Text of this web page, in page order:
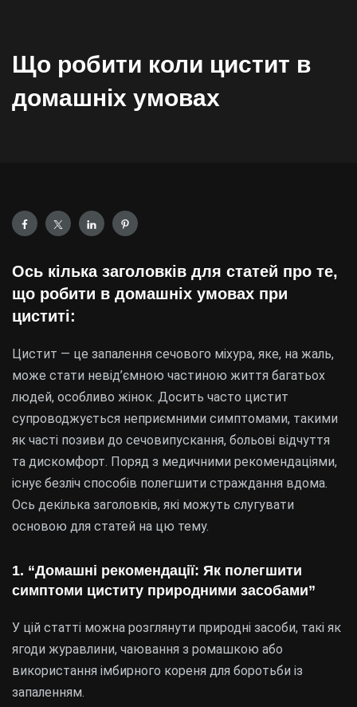
Що робити коли цистит в
домашніх умовах
Ось кілька заголовків для статей про те,
що робити в домашніх умовах при
циститі:
Цистит — це запалення сечового міхура, яке, на жаль,
може стати невід’ємною частиною життя багатьох
людей, особливо жінок. Досить часто цистит
супроводжується неприємними симптомами, такими
як часті позиви до сечовипускання, больові відчуття
та дискомфорт. Поряд з медичними рекомендаціями,
існує безліч способів полегшити страждання вдома.
Ось декілька заголовків, які можуть слугувати
основою для статей на цю тему.
1. “Домашні рекомендації: Як полегшити
симптоми циститу природними засобами”
У цій статті можна розглянути природні засоби, такі як
ягоди журавлини, чаювання з ромашкою або
використання імбирного кореня для боротьби із
запаленням.